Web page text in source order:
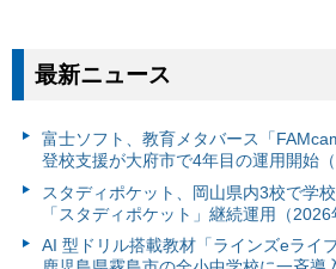
最新ニュース
富⼠ソフト、教育メタバース「
登校支援が大府市で4年目の運用開始（
スタディポケット、岡山県内3校で学
「スタディポケット」継続運用（2026
AI 型ドリル搭載教材「ラインズeライ